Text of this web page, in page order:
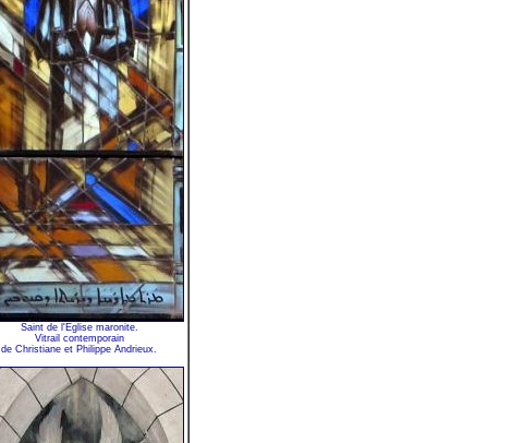
Saint de l'Église maronite.
Vitrail contemporain
de Christiane et Philippe Andrieux.